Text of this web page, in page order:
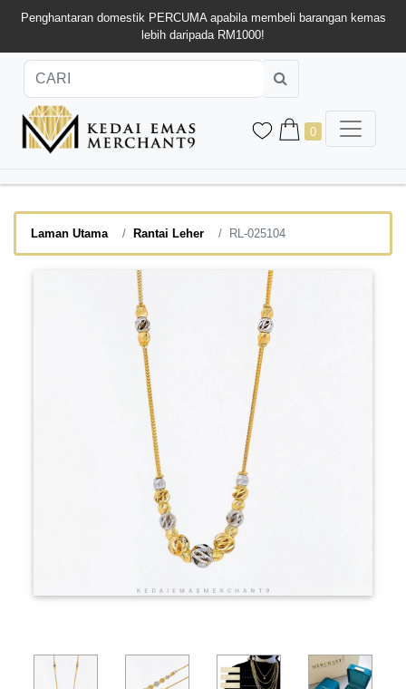
Penghantaran domestik PERCUMA apabila membeli barangan kemas
lebih daripada RM1000!
0
Laman Utama Rantai Leher RL-025104